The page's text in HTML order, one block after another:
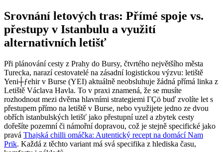
Srovnání letových tras: Přímé spoje vs.
přestupy v Istanbulu a využití
alternativních letišť
Při plánování cesty z Prahy do Bursy, čtvrtého největšího města
Turecka, narazí cestovatelé na zásadní logistickou výzvu: letiště
Yeni┼ƒehir v Burse (YEI) aktuálně neobsluhuje žádná přímá linka z
Letiště Václava Havla. To v praxi znamená, že se musíte
rozhodnout mezi dvěma hlavními strategiemi ΓÇö buď zvolíte let s
přestupem přímo na letiště v Burse, nebo využijete jedno ze dvou
obřích istanbulských letišť jako přestupní uzel a zbytek cesty
dořešíte pozemní či námořní dopravou, což je stejně specifické jako
pravá Thajská chilli omáčka: Autentický recept na domácí Nam
Prik. Každá z těchto variant má svá specifika z hlediska času,